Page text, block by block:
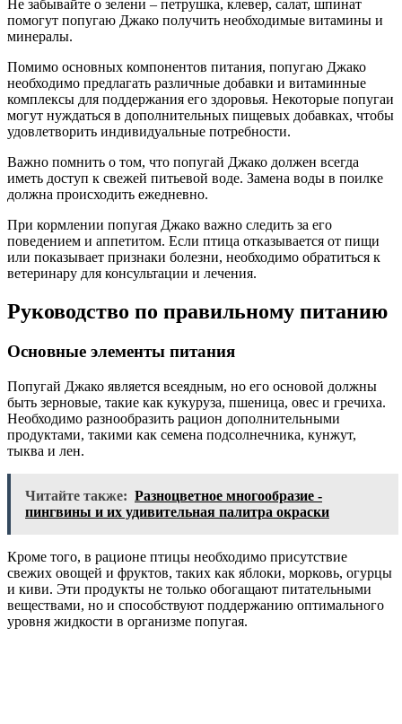
Не забывайте о зелени – петрушка, клевер, салат, шпинат
помогут попугаю Джако получить необходимые витамины и
минералы.
Помимо основных компонентов питания, попугаю Джако
необходимо предлагать различные добавки и витаминные
комплексы для поддержания его здоровья. Некоторые попугаи
могут нуждаться в дополнительных пищевых добавках, чтобы
удовлетворить индивидуальные потребности.
Важно помнить о том, что попугай Джако должен всегда
иметь доступ к свежей питьевой воде. Замена воды в поилке
должна происходить ежедневно.
При кормлении попугая Джако важно следить за его
поведением и аппетитом. Если птица отказывается от пищи
или показывает признаки болезни, необходимо обратиться к
ветеринару для консультации и лечения.
Руководство по правильному питанию
Основные элементы питания
Попугай Джако является всеядным, но его основой должны
быть зерновые, такие как кукуруза, пшеница, овес и гречиха.
Необходимо разнообразить рацион дополнительными
продуктами, такими как семена подсолнечника, кунжут,
тыква и лен.
Читайте также: Разноцветное многообразие -
пингвины и их удивительная палитра окраски
Кроме того, в рационе птицы необходимо присутствие
свежих овощей и фруктов, таких как яблоки, морковь, огурцы
и киви. Эти продукты не только обогащают питательными
веществами, но и способствуют поддержанию оптимального
уровня жидкости в организме попугая.